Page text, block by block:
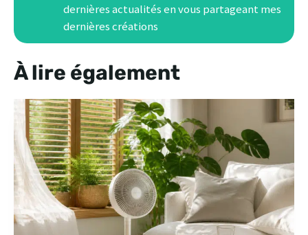
dernières actualités en vous partageant mes
dernières créations
À lire également